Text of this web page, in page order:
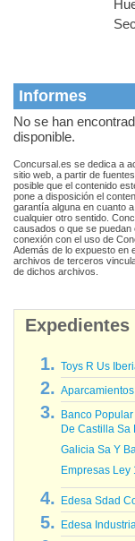
Informes
No se han
disponible.
Concursal.es se dedica a
sitio web, a partir de
posible que el contenido
pone a disposición el
garantía alguna en cuanto
cualquier otro sentido.
causados o que se puedan
conexión con el uso de
Además de lo expuesto en
archivos de terceros
de dichos archivos.
Toys R Us
Banco
De Castilla
Galicia Sa Y
Empresas
Edesa Sdad
Edesa